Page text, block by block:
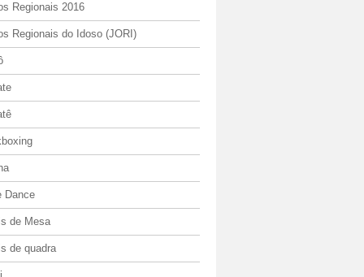
Regionais 2016
Regionais do Idoso (JORI)
Dance
de Mesa
de quadra